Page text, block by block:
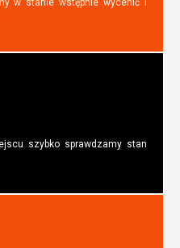
w stanie wstępnie wycenić i
szybko sprawdzamy stan